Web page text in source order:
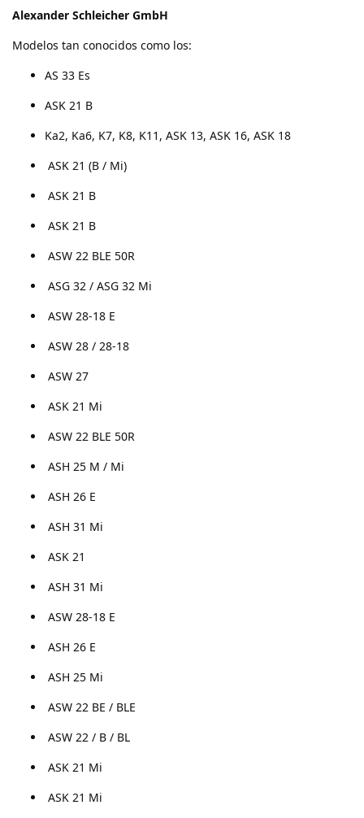
Alexander Schleicher GmbH
Modelos tan conocidos como los:
AS 33 Es
ASK 21 B
Ka2, Ka6, K7, K8, K11, ASK 13, ASK 16, ASK 18
ASK 21 (B / Mi)
ASK 21 B
ASK 21 B
ASW 22 BLE 50R
ASG 32 / ASG 32 Mi
ASW 28-18 E
ASW 28 / 28-18
ASW 27
ASK 21 Mi
ASW 22 BLE 50R
ASH 25 M / Mi
ASH 26 E
ASH 31 Mi
ASK 21
ASH 31 Mi
ASW 28-18 E
ASH 26 E
ASH 25 Mi
ASW 22 BE / BLE
ASW 22 / B / BL
ASK 21 Mi
ASK 21 Mi